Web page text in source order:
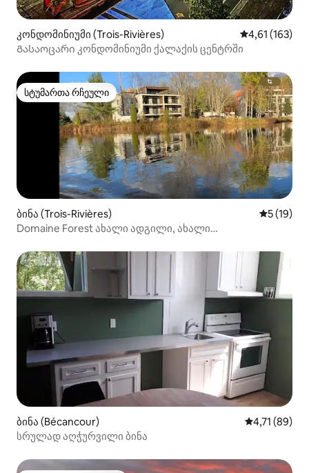
კონდომინიუმი (Trois-Rivières) საშუალო
4,61 (163)
Გასაოცარი კონდომინიუმი ქალაქის ცენტრში
სტუმართა რჩეული
სტუმართა რჩეული
ბინა (Trois-Rivières) საშუალო
5 (19)
Domaine Forest ახალი ადგილი, ახალი
ბინა (Bécancour) საშუალო
4,71 (89)
სრულად აღჭურვილი ბინა